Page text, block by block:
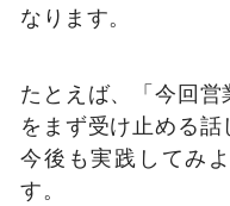
なります。
たとえば、「今回
をまず受け止める話
今後も実践してみ
す。